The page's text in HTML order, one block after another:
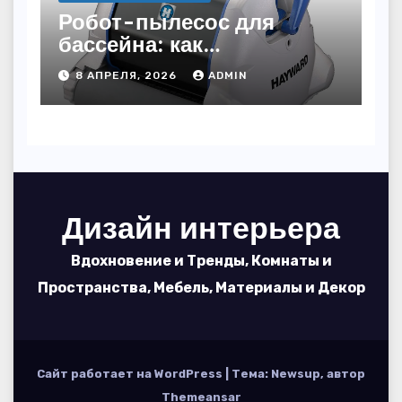
Робот-пылесос для
бассейна: как
пользоваться, чтобы
вода блестела, а
устройство служило 7
8 АПРЕЛЯ, 2026 ADMIN
Дизайн интерьера
Вдохновение и Тренды, Комнаты и
Пространства, Мебель, Материалы и Декор
Сайт работает на WordPress
Тема: Newsup, автор
Themeansar